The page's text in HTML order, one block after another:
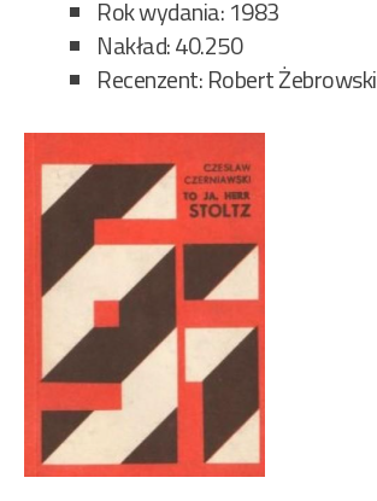
Rok wydania: 1983
Nakład: 40.250
Recenzent: Robert Żebrowski